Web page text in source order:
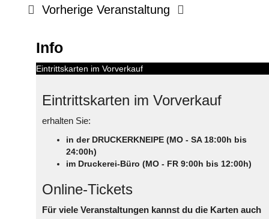
Vorherige Veranstaltung
Info
Eintrittskarten im Vorverkauf
Eintrittskarten im Vorverkauf
erhalten Sie:
in der DRUCKERKNEIPE (MO - SA 18:00h bis
24:00h)
im Druckerei-Büro (MO - FR 9:00h bis 12:00h)
Online-Tickets
Für viele Veranstaltungen kannst du die Karten auch